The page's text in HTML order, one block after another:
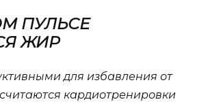
ПУЛЬСЕ
ЖИР
для избавления от
кардиотренировки